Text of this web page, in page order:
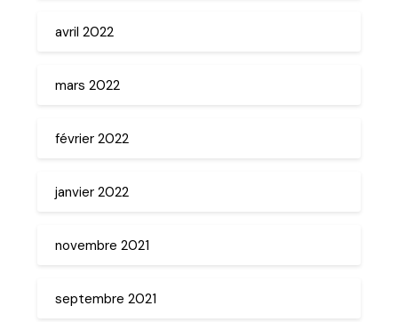
avril 2022
mars 2022
février 2022
janvier 2022
novembre 2021
septembre 2021